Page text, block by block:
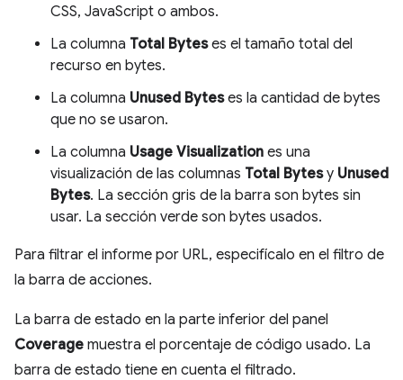
CSS, JavaScript o ambos.
La columna Total Byteses el tamaño total del
recurso en bytes.
La columna Unused Byteses la cantidad de bytes
que no se usaron.
La columna Usage Visualization es una
visualización de las columnas Total Bytesy Unused
Bytes. La sección gris de la barra son bytes sin
usar. La sección verde son bytes usados.
Para filtrar el informe por URL, especifícalo en el filtro de
la barra de acciones.
La barra de estado en la parte inferior del panel
Coverage muestra el porcentaje de código usado. La
barra de estado tiene en cuenta el filtrado.